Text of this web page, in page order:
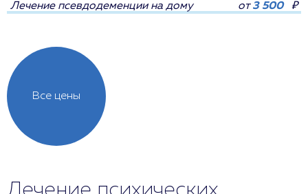
Все цены
Лечение псевдодеменции на дому от3 500 ₽